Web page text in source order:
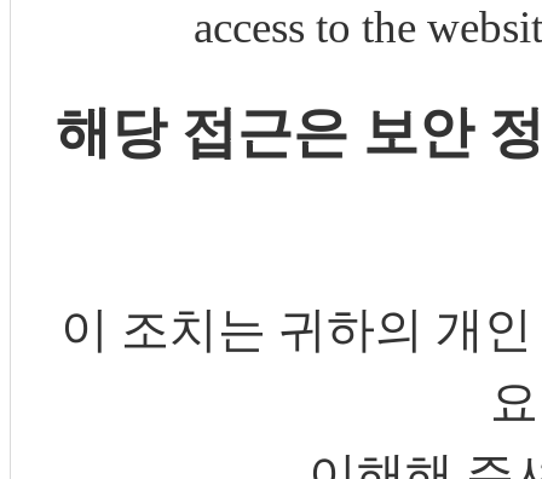
access to the
해당 접근은 보안
이 조치는 귀하의 개